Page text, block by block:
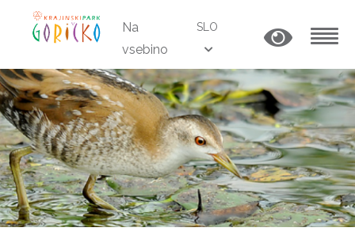
Na
vsebino
SLO